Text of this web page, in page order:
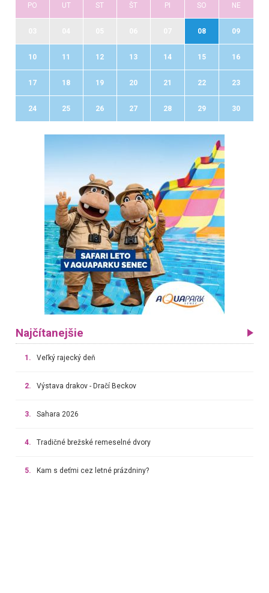
PO UT ST ŠT PI SO NE
08 09
10 11 12 13 14 15 16
17 18 19 20 21 22 23
24 25 26 27 28 29 30
Najčítanejšie
1. Veľký rajecký deň
2. Výstava drakov - Dračí Beckov
3. Sahara 2026
4. Tradičné brežské remeselné dvory
5. Kam s deťmi cez letné prázdniny?